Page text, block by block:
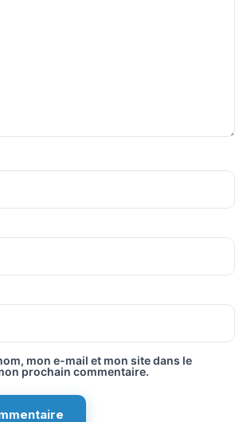
mon e-mail et mon site dans le
prochain commentaire.